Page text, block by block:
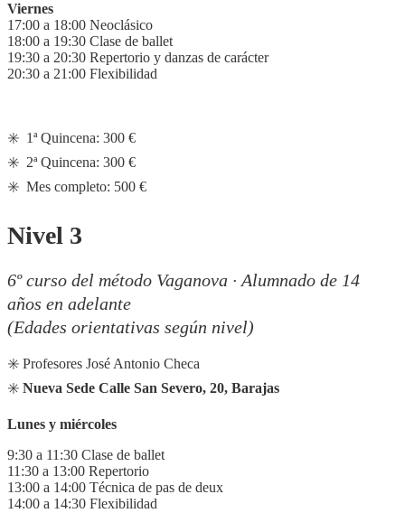
Viernes
17:00 a 18:00 Neoclásico
18:00 a 19:30 Clase de ballet
19:30 a 20:30 Repertorio y danzas de carácter
20:30 a 21:00 Flexibilidad
✳️ 1ª Quincena: 300 €
✳️ 2ª Quincena: 300 €
✳️ Mes completo: 500 €
Nivel 3
6º curso del método Vaganova · Alumnado de 14
años en adelante
(Edades orientativas según nivel)
✳️ Profesores José Antonio Checa
✳️ Nueva Sede Calle San Severo, 20, Barajas
Lunes y miércoles
9:30 a 11:30 Clase de ballet
11:30 a 13:00 Repertorio
13:00 a 14:00 Técnica de pas de deux
14:00 a 14:30 Flexibilidad